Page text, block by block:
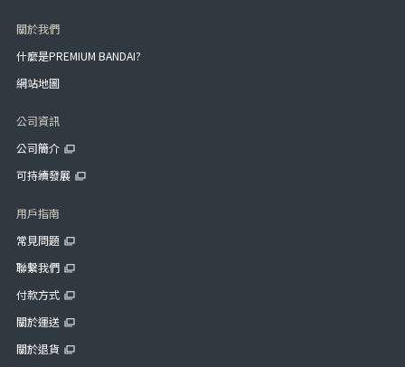
關於我們
什麼是PREMIUM BANDAI?
網站地圖
公司資訊
公司簡介
可持續發展
用戶指南
常見問題
聯繫我們
付款方式
關於運送
關於退貨